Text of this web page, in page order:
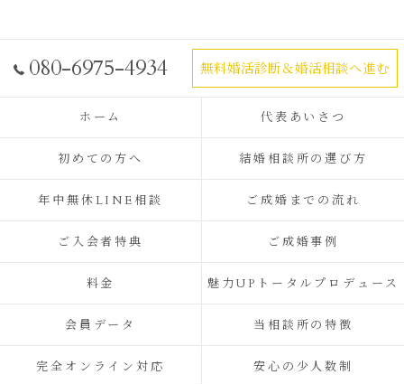
080-6975-4934 無料婚活診断＆婚活相談へ進む
ホーム 代表あいさつ
初めての方へ 結婚相談所の選び方
年中無休LINE相談 ご成婚までの流れ
ご入会者特典 ご成婚事例
料金 魅力UPトータルプロデュース
会員データ 当相談所の特徴
完全オンライン対応 安心の少人数制